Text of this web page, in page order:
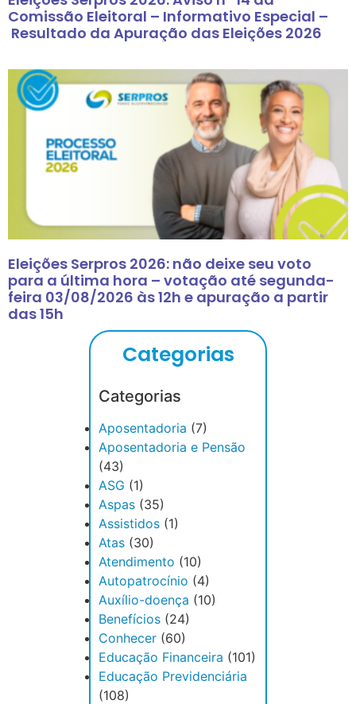
Comissão Eleitoral – Informativo Especial –
Resultado da Apuração das Eleições 2026
Eleições Serpros 2026: não deixe seu voto
para a última hora – votação até segunda-
feira 03/08/2026 às 12h e apuração a partir
das 15h
Categorias
Categorias
Aposentadoria (7)
Aposentadoria e Pensão
(43)
ASG (1)
Aspas (35)
Assistidos (1)
Atas (30)
Atendimento (10)
Autopatrocínio (4)
Auxílio-doença (10)
Benefícios (24)
Conhecer (60)
Educação Financeira (101)
Educação Previdenciária
(108)